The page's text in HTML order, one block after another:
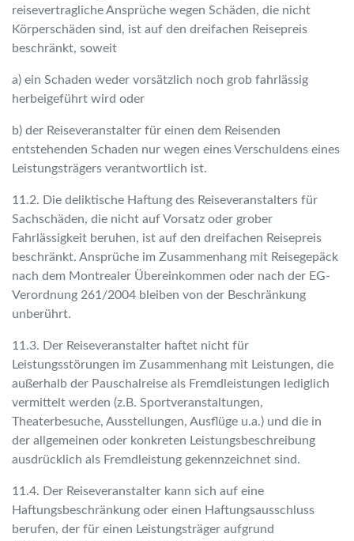
reisevertragliche Ansprüche wegen Schäden, die nicht
Körperschäden sind, ist auf den dreifachen Reisepreis
beschränkt, soweit
a) ein Schaden weder vorsätzlich noch grob fahrlässig
herbeigeführt wird oder
b) der Reiseveranstalter für einen dem Reisenden
entstehenden Schaden nur wegen eines Verschuldens eines
Leistungsträgers verantwortlich ist.
11.2. Die deliktische Haftung des Reiseveranstalters für
Sachschäden, die nicht auf Vorsatz oder grober
Fahrlässigkeit beruhen, ist auf den dreifachen Reisepreis
beschränkt. Ansprüche im Zusammenhang mit Reisegepäck
nach dem Montrealer Übereinkommen oder nach der EG-
Verordnung 261/2004 bleiben von der Beschränkung
unberührt.
11.3. Der Reiseveranstalter haftet nicht für
Leistungsstörungen im Zusammenhang mit Leistungen, die
außerhalb der Pauschalreise als Fremdleistungen lediglich
vermittelt werden (z.B. Sportveranstaltungen,
Theaterbesuche, Ausstellungen, Ausflüge u.a.) und die in
der allgemeinen oder konkreten Leistungsbeschreibung
ausdrücklich als Fremdleistung gekennzeichnet sind.
11.4. Der Reiseveranstalter kann sich auf eine
Haftungsbeschränkung oder einen Haftungsausschluss
berufen, der für einen Leistungsträger aufgrund